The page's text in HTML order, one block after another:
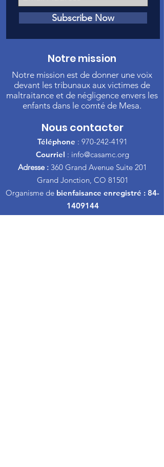
Subscribe Now
Notre mission
Notre mission est de donner une voix
devant les tribunaux aux victimes de
maltraitance et de négligence envers les
enfants dans le comté de Mesa.
Nous contacter
Téléphone : 970-242-4191
Courriel : info@casamc.org
Adresse : 360 Grand Avenue Suite 201
Grand Jonction, CO 81501
Organisme de bienfaisance enregistré : 84-
1409144